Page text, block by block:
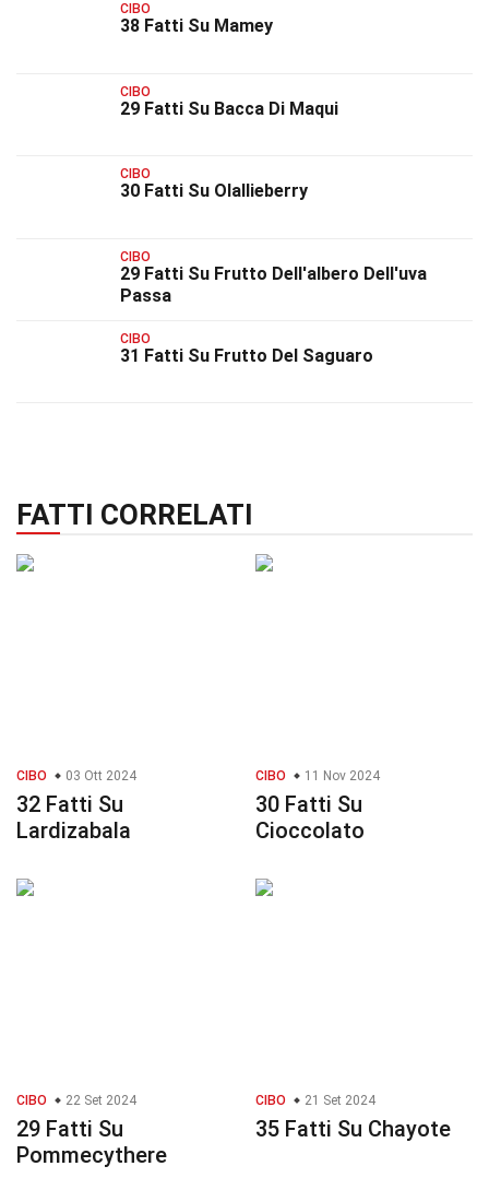
CIBO
38 Fatti Su Mamey
CIBO
29 Fatti Su Bacca Di Maqui
CIBO
30 Fatti Su Olallieberry
CIBO
29 Fatti Su Frutto Dell'albero Dell'uva
Passa
CIBO
31 Fatti Su Frutto Del Saguaro
FATTI CORRELATI
CIBO 03 Ott 2024
32 Fatti Su
Lardizabala
CIBO 11 Nov 2024
30 Fatti Su
Cioccolato
CIBO 22 Set 2024
29 Fatti Su
Pommecythere
CIBO 21 Set 2024
35 Fatti Su Chayote